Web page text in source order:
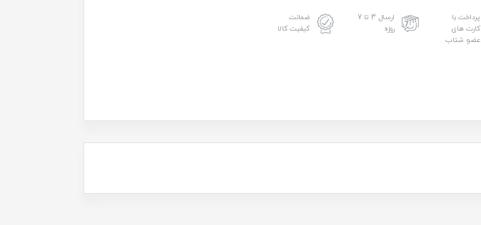
پرداخت با
کارت های
عضو شتاب
ارسال 3 تا 7
روزه
ضمانت
کیفیت کالا